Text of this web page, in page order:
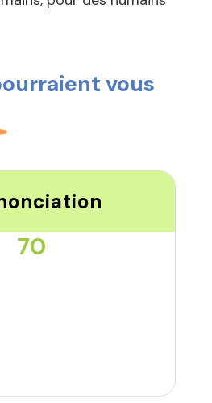
vous
70